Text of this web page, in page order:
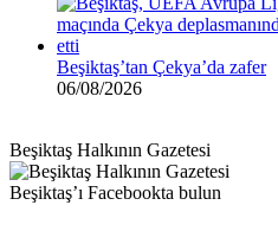
Beşiktaş’tan Çekya’da zafer
06/08/2026
Beşiktaş Halkının Gazetesi
Beşiktaş’ı Facebookta bulun